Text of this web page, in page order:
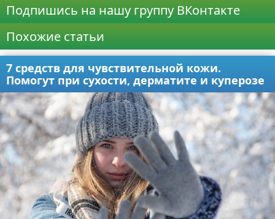
Подпишись на нашу группу ВКонтакте
Похожие статьи
7 средств для чувствительной кожи.
Помогут при сухости, дерматите и куперозе